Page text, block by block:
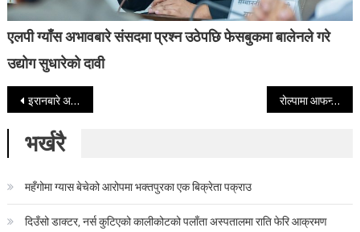
एलपी ग्याँस अभावबारे संसदमा प्रश्न उठेपछि फेसबुकमा बालेनले गरे
उद्योग सुधारेको दावी
Post navigation
इरानबारे अमेरिकी प्रस्तावलाई रूसले समर्थन नगर्ने रोल्पामा आफन्तको घर जाँदै गरेकी महिलामाथि सामुहिक बलात्कार
भर्खरै
महँगोमा ग्यास बेचेको आरोपमा भक्तपुरका एक बिक्रेता पक्राउ
दिउँसो डाक्टर, नर्स कुटिएको कालीकोटको पलाँता अस्पतालमा राति फेरि आक्रमण